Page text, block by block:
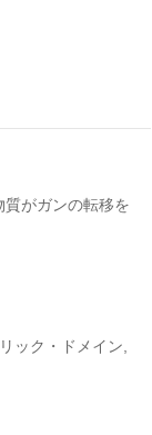
質がガンの転移を
リック・ドメイン,